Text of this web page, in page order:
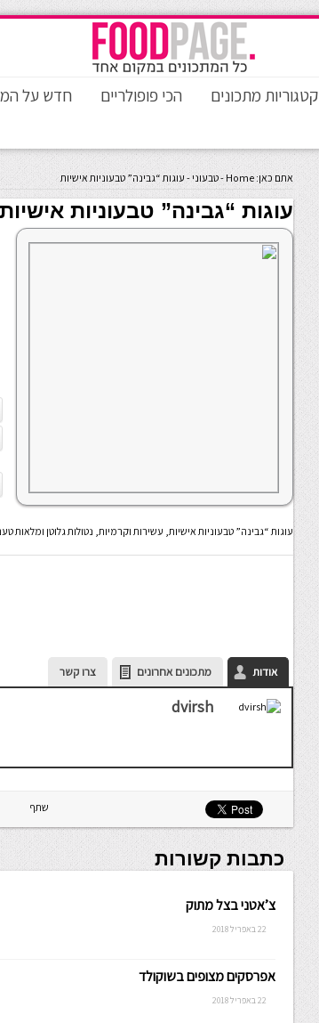
קטגוריות מתכונים הכי פופולריים חדש על
אתם כאן: Home
-טבעוני - עוגות “גבינה” טבעוניות אישיות
עוגות “גבינה” טבעוניות אישיות
עוגות “גבינה” טבעוניות אישיות, עשירות וקרמיות, נטולות גלוטן ומלאות
אודות מתכונים אחרונים צרו קשר
dvirsh
שתף
כתבות קשורות
צ’אטני בצל מתוק
22 באפריל 2018
אפרסקים מצופים בשוקולד
22 באפריל 2018